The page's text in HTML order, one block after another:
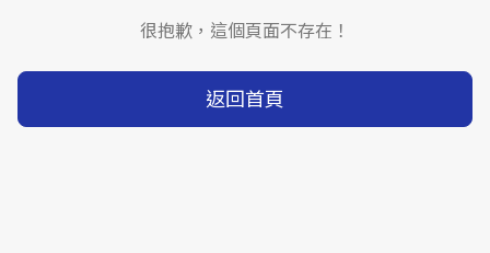
很抱歉，這個頁面不存在！
返回首頁